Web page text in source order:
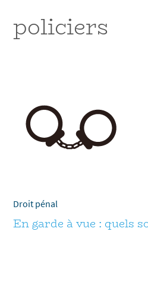
policiers
Droit pénal
En garde à vue : quels